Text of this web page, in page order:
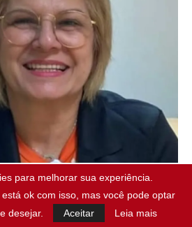
O NOME DA
BESSA À FEDERAÇÃO
para melhorar sua experiência.
ok com isso, mas você pode optar
desejar.
Aceitar Leia mais